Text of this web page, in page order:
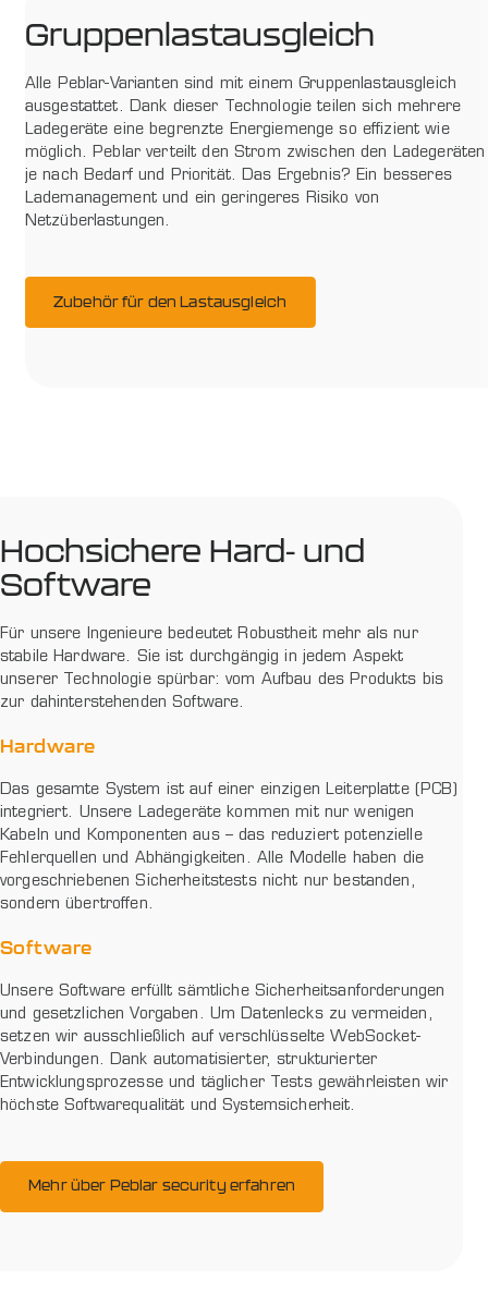
Gruppenlastausgleich
Alle Peblar-Varianten sind mit einem Gruppenlastausgleich
ausgestattet. Dank dieser Technologie teilen sich mehrere
Ladegeräte eine begrenzte Energiemenge so effizient wie
möglich. Peblar verteilt den Strom zwischen den Ladegeräten
je nach Bedarf und Priorität. Das Ergebnis? Ein besseres
Lademanagement und ein geringeres Risiko von
Netzüberlastungen.
Zubehör für den Lastausgleich
Hochsichere Hard- und
Software
Für unsere Ingenieure bedeutet Robustheit mehr als nur
stabile Hardware. Sie ist durchgängig in jedem Aspekt
unserer Technologie spürbar: vom Aufbau des Produkts bis
zur dahinterstehenden Software.
Hardware
Das gesamte System ist auf einer einzigen Leiterplatte (PCB)
integriert. Unsere Ladegeräte kommen mit nur wenigen
Kabeln und Komponenten aus – das reduziert potenzielle
Fehlerquellen und Abhängigkeiten. Alle Modelle haben die
vorgeschriebenen Sicherheitstests nicht nur bestanden,
sondern übertroffen.
Software
Unsere Software erfüllt sämtliche Sicherheitsanforderungen
und gesetzlichen Vorgaben. Um Datenlecks zu vermeiden,
setzen wir ausschließlich auf verschlüsselte WebSocket-
Verbindungen. Dank automatisierter, strukturierter
Entwicklungsprozesse und täglicher Tests gewährleisten wir
höchste Softwarequalität und Systemsicherheit.
Mehr über Peblar security erfahren